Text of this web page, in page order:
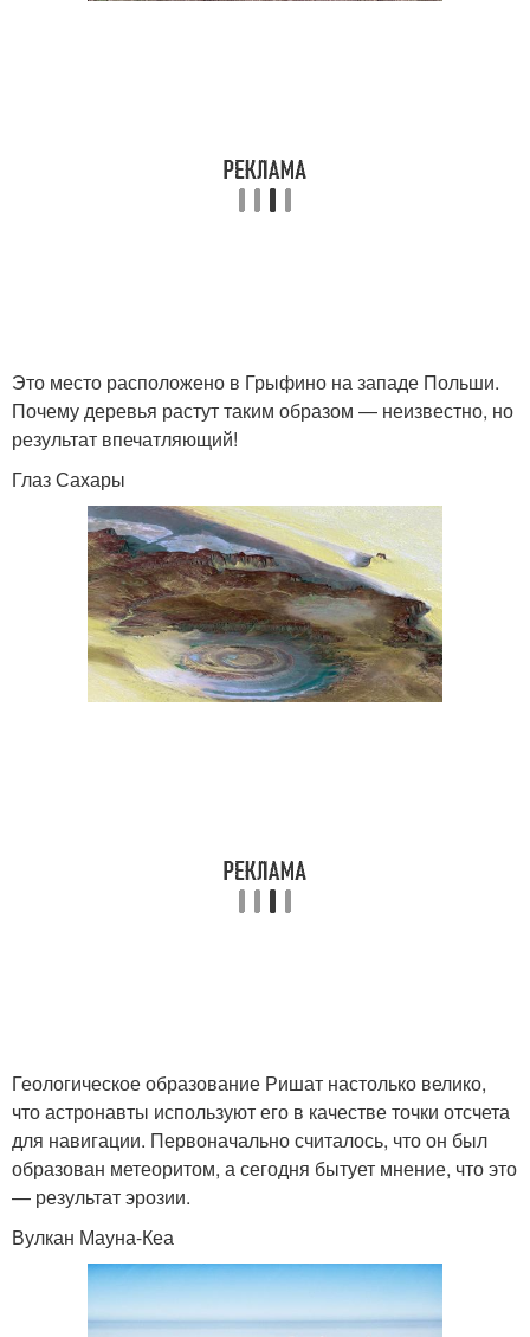
Это место расположено в Грыфино на западе Польши.
Почему деревья растут таким образом — неизвестно, но
результат впечатляющий!
Глаз Сахары
Геологическое образование Ришат настолько велико,
что астронавты используют его в качестве точки отсчета
для навигации. Первоначально считалось, что он был
образован метеоритом, а сегодня бытует мнение, что это
— результат эрозии.
Вулкан Мауна-Кеа